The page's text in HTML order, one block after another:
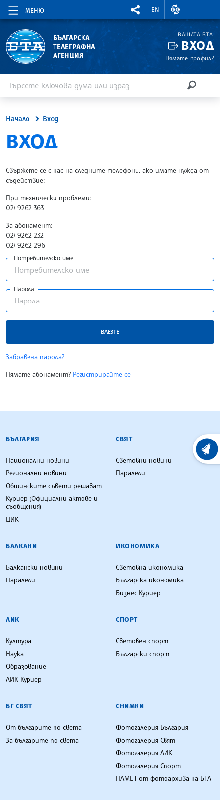
МЕНЮ
RIGHTMENU.SOCIAL
EN
ВАЛУТНИ
БЪЛГАРСКА
ТЕЛЕГРАФНА
АГЕНЦИЯ
ВАШАТА БТА
ВХОД
Нямате профил?
Начало Вход
SITE.BTA
ВХОД
Свържете се с нас на следните телефони, ако имате нужда от
съдействие:
При технически проблеми:
02/ 9262 363
За абонамент:
02/ 9262 232
02/ 9262 296
Потребителско име
Парола
ВЛЕЗТЕ
Забравена парола?
Нямате абонамент? Регистрирайте се
БЪЛГАРСКА ТЕЛЕГРАФНА АГЕНЦИЯ
БЪЛГАРИЯ
Национални новини
Регионални новини
Общинските съвети решават
Куриер (Официални актове и
съобщения)
ЦИК
СВЯТ
Световни новини
Паралели
БАЛКАНИ
Балкански новини
Паралели
ИКОНОМИКА
Световна икономика
Българска икономика
Бизнес Куриер
ЛИК
Култура
Наука
Образование
ЛИК Куриер
СПОРТ
Световен спорт
Български спорт
БГ СВЯТ
От българите по света
За българите по света
СНИМКИ
Фотогалерия България
Фотогалерия Свят
Фотогалерия ЛИК
Фотогалерия Спорт
ПАМЕТ от фотоархива на БТА